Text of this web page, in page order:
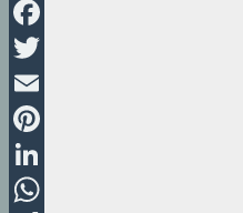
Facebook
Twitter
Email
Pinterest
LinkedIn